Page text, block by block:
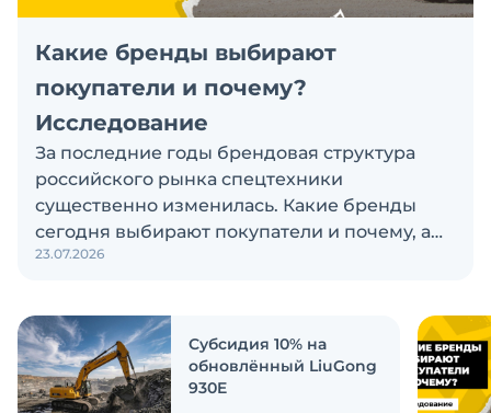
Какие бренды выбирают
покупатели и почему?
Исследование
За последние годы брендовая структура
российского рынка спецтехники
существенно изменилась. Какие бренды
сегодня выбирают покупатели и почему, а
также кого считают лидерами рынка?
ответить на эти вопросы
23.07.2026
Субсидия 10% на
обновлённый LiuGong
930E